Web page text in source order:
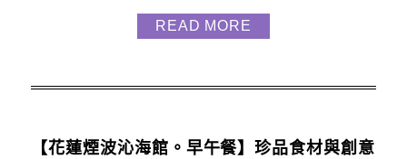
化啦~ 上月情人節，我跟隊友一起到花蓮玩，回程時
READ MORE
【花蓮煙波沁海館。早午餐】珍品食材與創意